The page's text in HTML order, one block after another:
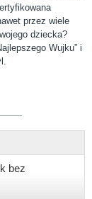
przez wiele
dziecka?
Wujku” i
bez